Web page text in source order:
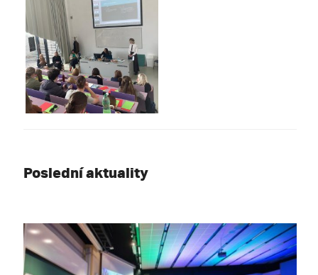
Poslední aktuality